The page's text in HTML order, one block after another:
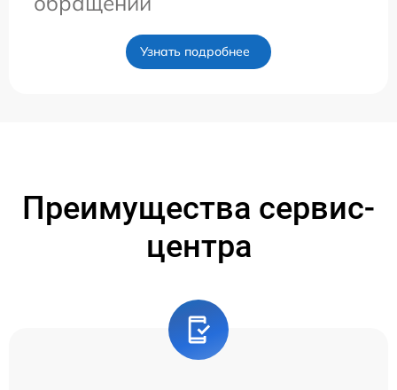
Узнать подробнее
Преимущества сервис-
центра